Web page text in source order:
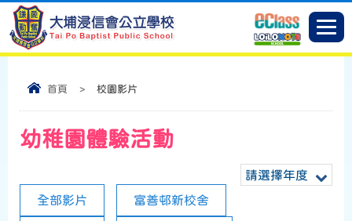
首頁 > 校園影片
幼稚園體驗活動
請選擇年度
全部影片
富善邨新校舍